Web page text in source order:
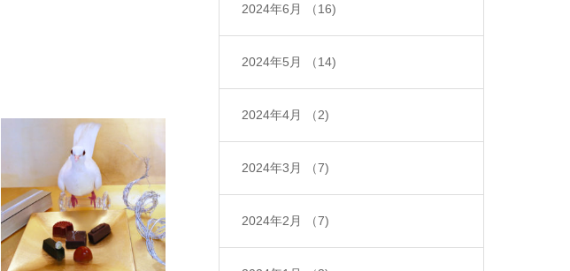
2024年6月 （16)
2024年5月 （14)
2024年4月 （2)
2024年3月 （7)
2024年2月 （7)